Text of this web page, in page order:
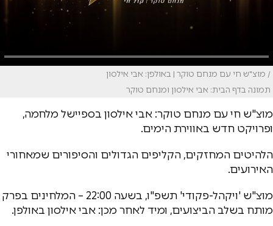
/ מוצ"ש חי עם מנחם טוקר | באולפן: אבי אילסון
תמונה בדף הבית: אבי אילסון ומנחם טוקר
מוצ"ש חי עם מנחם טוקר: אבי אילסון בספיישל מלחמה,
ופרויקט חדש באווירת הימים.
הלהיטים המחזקים, הקליפים הגדולים והסיפורים שמאחורי
האירועים.
מוצ"ש 'ויקהל-פקודי' תשפ"ו, בשעה 22:00 – המלחינים בפרק
מותח בשלב הביצועים, ומיד לאחר מכן: אבי אילסון באולפן.